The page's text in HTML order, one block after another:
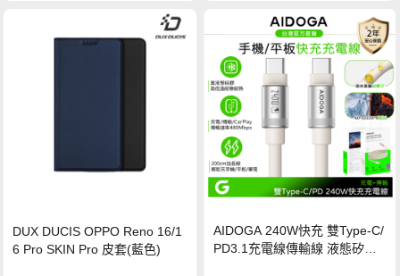
DUX DUCIS OPPO Reno 16/1
6 Pro SKIN Pro 皮套(藍色)
AIDOGA 240W快充 雙Type-C/
PD3.1充電線傳輸線 液態矽膠